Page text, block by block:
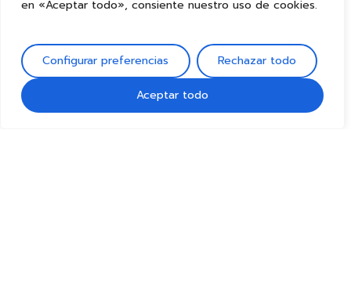
en «Aceptar todo», consiente nuestro uso de cookies.
Configurar preferencias Rechazar todo
Aceptar todo